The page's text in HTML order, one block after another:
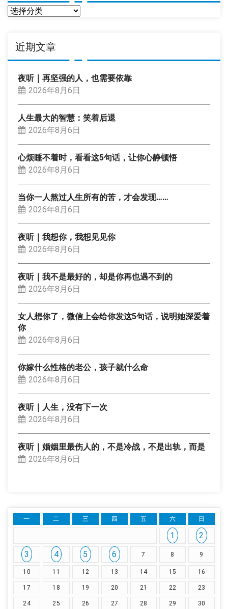
分
近期文章
夜听｜再坚强的人，也需要依靠
2026年8月6日
人生最大的智慧：笑着后退
2026年8月6日
心烦睡不着时，看看这5句话，让你心静顿悟
2026年8月6日
当你一人熬过人生所有的苦，才会发现……
2026年8月6日
夜听｜我想你，我想见见你
2026年8月6日
夜听｜我不是最好的，却是你再也遇不到的
2026年8月6日
女人想你了，微信上会给你发这5句话，说明她深爱着
你
2026年8月6日
你嫁什么性格的老公，孩子就什么命
2026年8月6日
夜听｜人生，没有下一次
2026年8月6日
夜听｜婚姻里最伤人的，不是冷战，不是出轨，而是
2026年8月6日
一 二 三 四 五 六 日
1
2
3
4 5 6 7 8 9
10 11 12 13 14 15 16
17 18 19 20 21 22 23
24 25 26 27 28 29 30